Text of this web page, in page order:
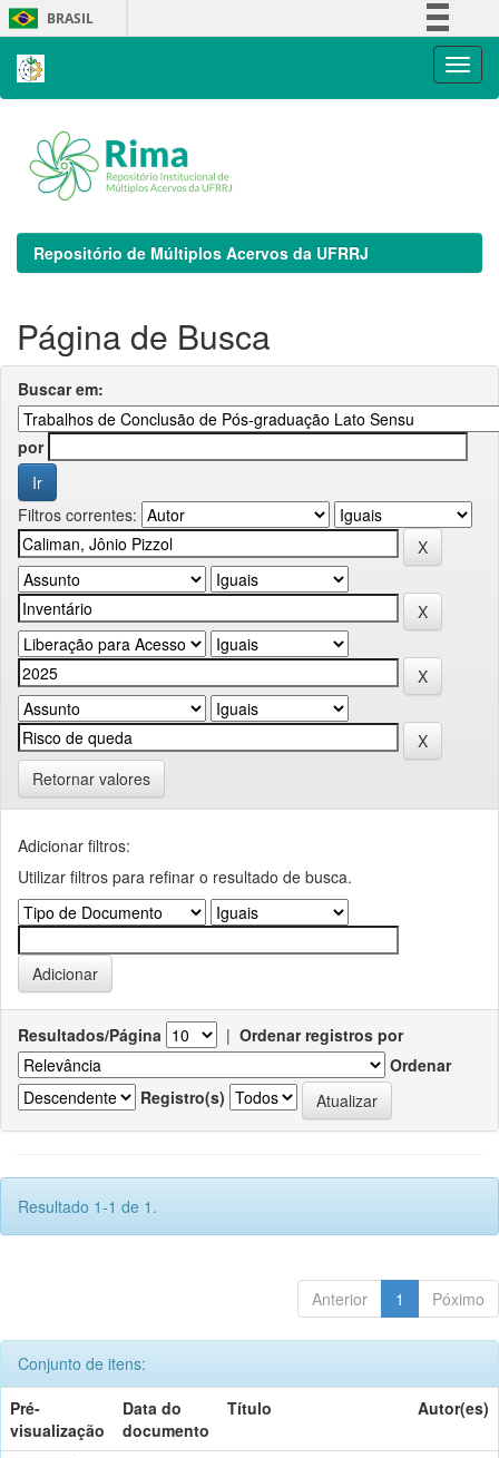
Skip
navigation
BRASIL
Repositório de Múltiplos Acervos da UFRRJ
Página de Busca
Buscar em:
por
Filtros correntes:
Retornar valores
Adicionar filtros:
Utilizar filtros para refinar o resultado de busca.
Resultados/Página | Ordenar registros por
Ordenar
Registro(s)
Resultado 1-1 de 1.
Anterior 1 Póximo
Conjunto de itens:
Pré-
visualização
Data do
documento
Título Autor(es)